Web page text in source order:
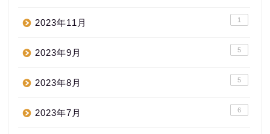
2023年11月 1
2023年9月 5
2023年8月 5
2023年7月 6